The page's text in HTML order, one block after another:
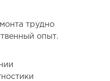
трудно
опыт.